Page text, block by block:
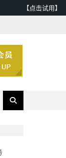
【点击试用】